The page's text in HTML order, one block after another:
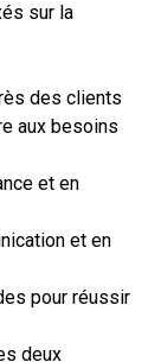
sur la
des clients
aux besoins
et en
et en
pour réussir
deux